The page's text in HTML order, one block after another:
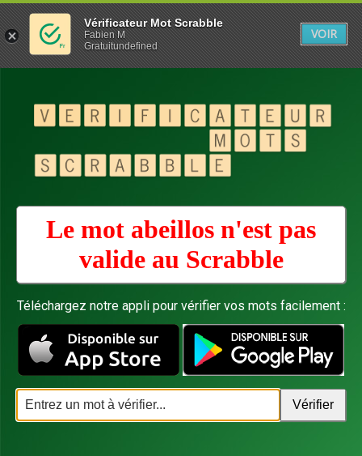
Le mot abeillos n'est pas
valide au Scrabble
Téléchargez notre appli pour vérifier vos mots facilement :
Vérificateur Mot Scrabble
Fabien M
Gratuitundefined
VOIR